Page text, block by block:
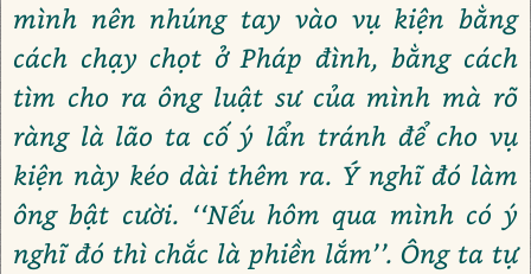
mình nên nhúng tay vào vụ kiện bằng
cách chạy chọt ở Pháp đình, bằng cách
tìm cho ra ông luật sư của mình mà rõ
ràng là lão ta cố ý lẩn tránh để cho vụ
kiện này kéo dài thêm ra. Ý nghĩ đó làm
ông bật cười. ‘‘Nếu hôm qua mình có ý
nghĩ đó thì chắc là phiền lắm’’. Ông ta tự